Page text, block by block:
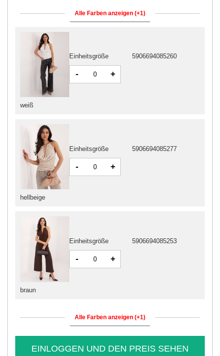
Alle Farben anzeigen (+1)
hellbeige
Einheitsgröße 5906694085277
- +
braun
Einheitsgröße 5906694085253
- +
weiß
Einheitsgröße 5906694085260
- +
Alle Farben anzeigen (+1)
EINLOGGEN UND DEN PREIS SEHEN